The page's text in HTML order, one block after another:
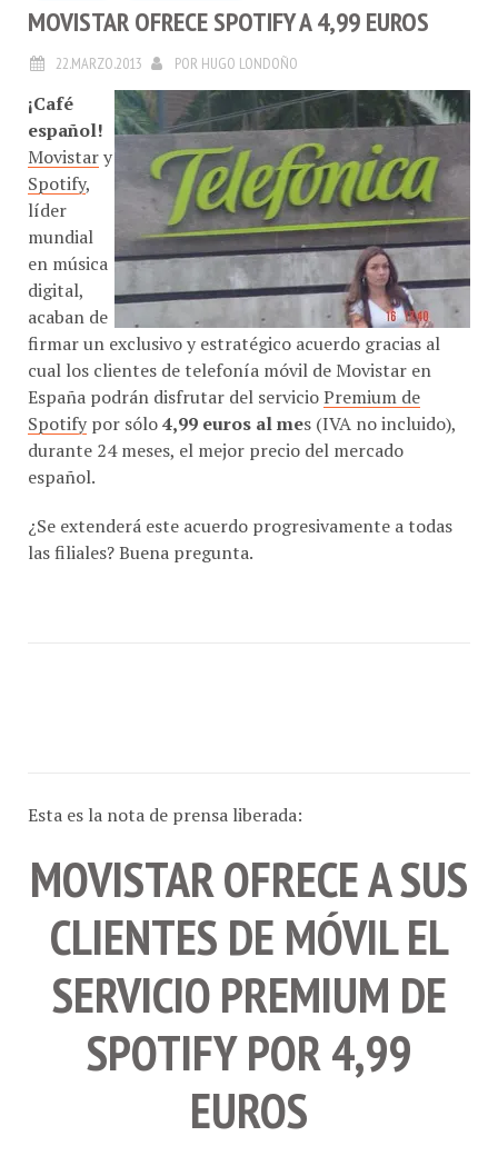
MOVISTAR OFRECE SPOTIFY A 4,99 EUROS
22.MARZO.2013 POR HUGO LONDOÑO
¡Café
español!
Movistary
Spotify,
líder
mundial
en música
digital,
acaban de
firmar un exclusivo y estratégico acuerdo gracias al
cual los clientes de telefonía móvil de Movistar en
España podrán disfrutar del servicioPremium de
Spotify por sólo4,99 euros al mes (IVA no incluido),
durante 24 meses, el mejor precio del mercado
español.
¿Se extenderá este acuerdo progresivamente a todas
las filiales? Buena pregunta.
Esta es la nota de prensa liberada:
MOVISTAR OFRECE A SUS
CLIENTES DE MÓVIL EL
SERVICIO PREMIUM DE
SPOTIFY POR 4,99
EUROS